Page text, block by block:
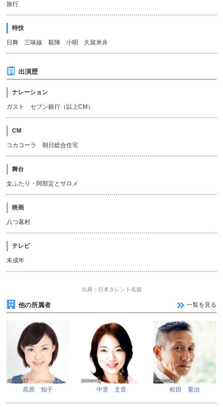
旅行
特技
日舞 三味線 殺陣 小唄 久留米弁
出演歴
ナレーション
ガスト セブン銀行（以上CM）
CM
コカコーラ 朝日総合住宅
舞台
女ふたり・阿部定とサロメ
映画
八つ墓村
テレビ
未成年
出典：日本タレント名鑑
他の所属者 一覧を見る
高原 知子 中里 文音 松田 重治